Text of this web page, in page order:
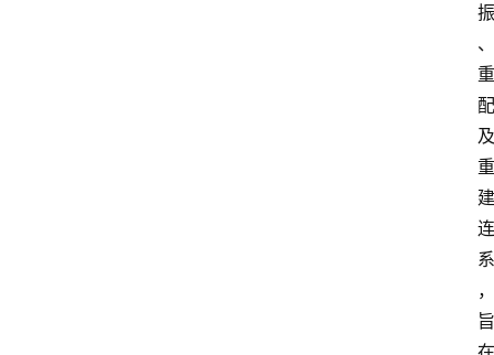
振
、
重
配
及
重
建
连
系
，
旨